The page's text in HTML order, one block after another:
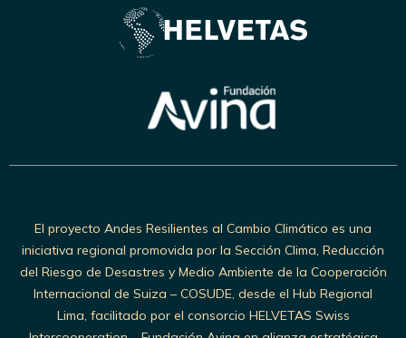
El proyecto Andes Resilientes al Cambio Climático es una
iniciativa regional promovida por la Sección Clima, Reducción
del Riesgo de Desastres y Medio Ambiente de la Cooperación
Internacional de Suiza – COSUDE, desde el Hub Regional
Lima, facilitado por el consorcio HELVETAS Swiss